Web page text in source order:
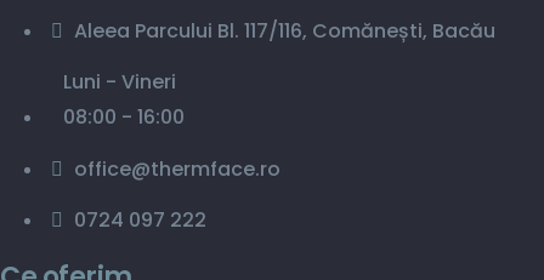
Aleea Parcului Bl. 117/116, Comănești, Bacău
Luni - Vineri
08:00 - 16:00
office@thermface.ro
0724 097 222